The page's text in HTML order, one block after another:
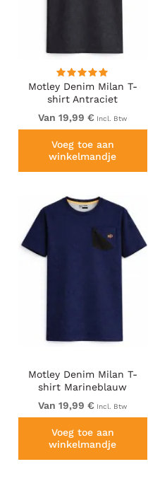
Motley Denim Milan T-
shirt Antraciet
Van 19,99 € Incl. Btw
Voeg toe aan
winkelmandje
Motley Denim Milan T-
shirt Marineblauw
Van 19,99 € Incl. Btw
Voeg toe aan
winkelmandje